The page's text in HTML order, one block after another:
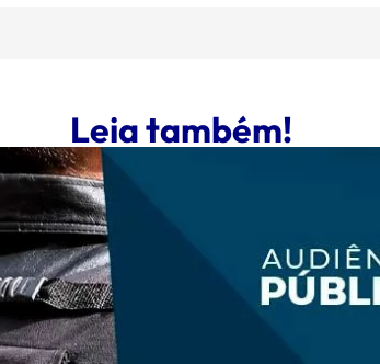
Leia também!